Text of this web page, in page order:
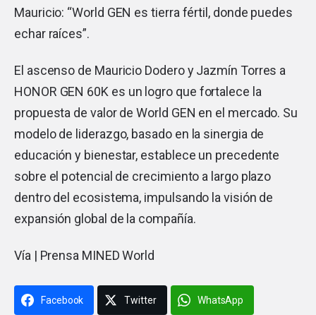
Mauricio: “World GEN es tierra fértil, donde puedes
echar raíces”.
El ascenso de Mauricio Dodero y Jazmín Torres a
HONOR GEN 60K es un logro que fortalece la
propuesta de valor de World GEN en el mercado. Su
modelo de liderazgo, basado en la sinergia de
educación y bienestar, establece un precedente
sobre el potencial de crecimiento a largo plazo
dentro del ecosistema, impulsando la visión de
expansión global de la compañía.
Vía | Prensa MINED World
Facebook Twitter WhatsApp